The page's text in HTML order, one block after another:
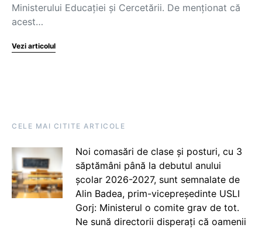
Ministerului Educației și Cercetării. De menționat că
acest…
Vezi articolul
CELE MAI CITITE ARTICOLE
Noi comasări de clase și posturi, cu 3
săptămâni până la debutul anului
școlar 2026-2027, sunt semnalate de
Alin Badea, prim-vicepreședinte USLI
Gorj: Ministerul o comite grav de tot.
Ne sună directorii disperați că oamenii